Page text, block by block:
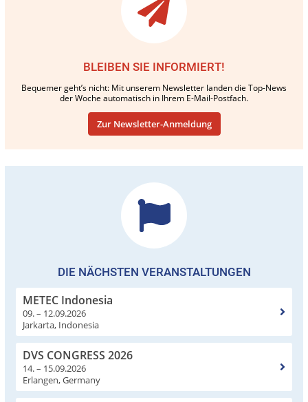
BLEIBEN SIE INFORMIERT!
Bequemer geht’s nicht: Mit unserem Newsletter landen die Top-News
der Woche automatisch in Ihrem E-Mail-Postfach.
Zur Newsletter-Anmeldung
DIE NÄCHSTEN VERANSTALTUNGEN
METEC Indonesia
09. – 12.09.2026
Jarkarta, Indonesia
DVS CONGRESS 2026
14. – 15.09.2026
Erlangen, Germany